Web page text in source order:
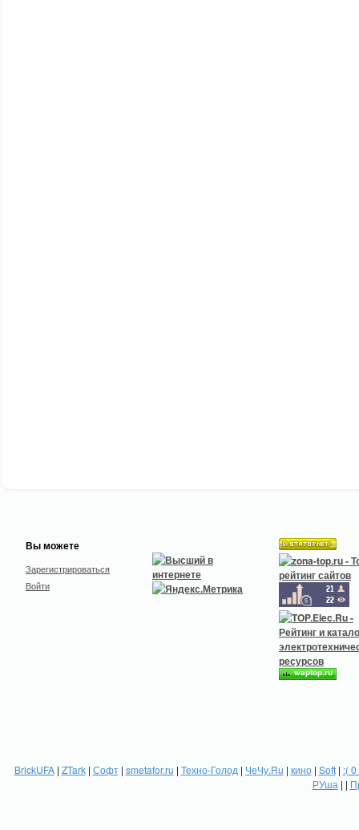
Вы можете
Зарегистрироваться
Войти
BrickUFA| ZTark| Софт| smetafor.ru | Техно-Голод | ЧеЧу.Ru | кино| Soft| :(
РУша | |